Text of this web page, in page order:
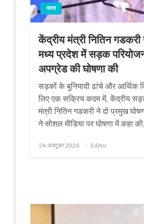
भारत
केंद्रीय मंत्री नितिन
मध्य प्रदेश में सड़क
अपग्रेड की घोषणा की
सड़कों के बुनियादी ढांचे और आर्थिक
लिए एक सक्रिय कदम में, केंद्रीय सड़क
मंत्री नितिन गडकरी ने दो प्रमुख
ने सोशल मीडिया पर घोषणा में कहा
Posted
24 अक्टूबर 2024 Editor